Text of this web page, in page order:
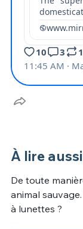
À lire
De toute
animal
à lunettes ?